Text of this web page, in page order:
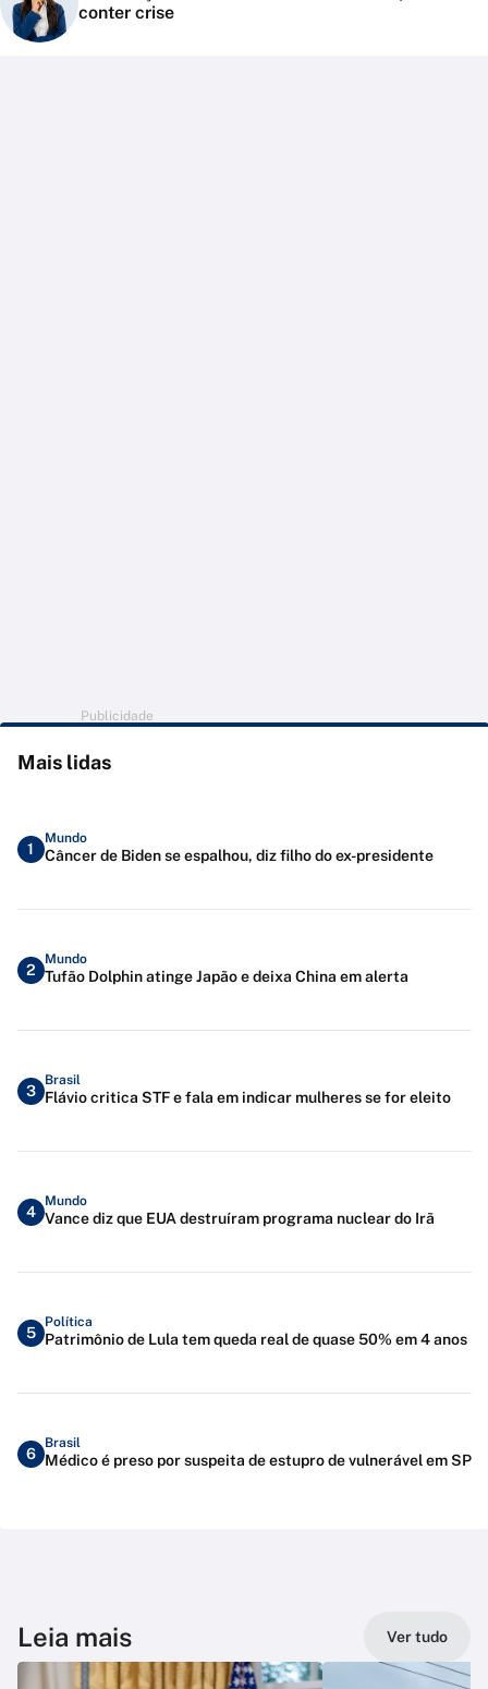
conter crise
Publicidade
Mais lidas
1
Mundo
Câncer de Biden se espalhou, diz filho do ex-presidente
2
Mundo
Tufão Dolphin atinge Japão e deixa China em alerta
3
Brasil
Flávio critica STF e fala em indicar mulheres se for eleito
4
Mundo
Vance diz que EUA destruíram programa nuclear do Irã
5
Política
Patrimônio de Lula tem queda real de quase 50% em 4 anos
6
Brasil
Médico é preso por suspeita de estupro de vulnerável em SP
Leia mais Ver tudo